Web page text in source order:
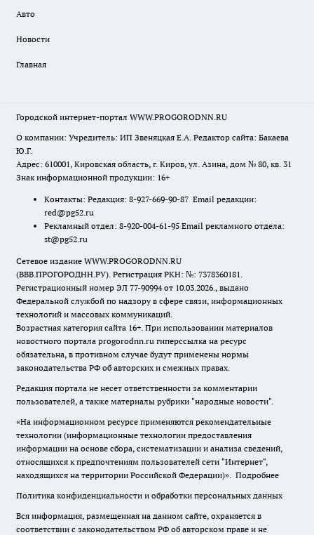
Авто
Новости
Главная
Городской интернет-портал WWW.PROGORODNN.RU
О компании: Учредитель: ИП Звеняцкая Е.А. Редактор сайта: Бакаева
Ю.Г.
Адрес: 610001, Кировская область, г. Киров, ул. Азина, дом № 80, кв. 31
Знак информационной продукции: 16+
Контакты: Редакция: 8-927-669-90-87 Email редакции:
red@pg52.ru
Рекламный отдел: 8-920-004-61-95 Email рекламного отдела:
st@pg52.ru
Сетевое издание WWW.PROGORODNN.RU
(ВВВ.ПРОГОРОДНН.РУ). Регистрация РКН: №: 7378360181.
Регистрационный номер ЭЛ 77-90994 от 10.03.2026., выдано
Федеральной службой по надзору в сфере связи, информационных
технологий и массовых коммуникаций.
Возрастная категория сайта 16+. При использовании материалов
новостного портала progorodnn.ru гиперссылка на ресурс
обязательна, в противном случае будут применены нормы
законодательства РФ об авторских и смежных правах.
Редакция портала не несет ответственности за комментарии
пользователей, а также материалы рубрики "народные новости".
«На информационном ресурсе применяются рекомендательные
технологии (информационные технологии предоставления
информации на основе сбора, систематизации и анализа сведений,
относящихся к предпочтениям пользователей сети "Интернет",
находящихся на территории Российской Федерации)». Подробнее
Политика конфиденциальности и обработки персональных данных
Вся информация, размещенная на данном сайте, охраняется в
соответствии с законодательством РФ об авторском праве и не